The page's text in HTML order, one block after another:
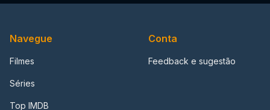
Navegue
Filmes
Séries
Top IMDB
Conta
Feedback e sugestão